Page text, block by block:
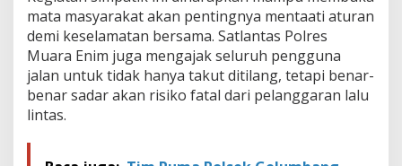
mata masyarakat akan pentingnya mentaati aturan
demi keselamatan bersama. Satlantas Polres
Muara Enim juga mengajak seluruh pengguna
jalan untuk tidak hanya takut ditilang, tetapi benar-
benar sadar akan risiko fatal dari pelanggaran lalu
lintas.